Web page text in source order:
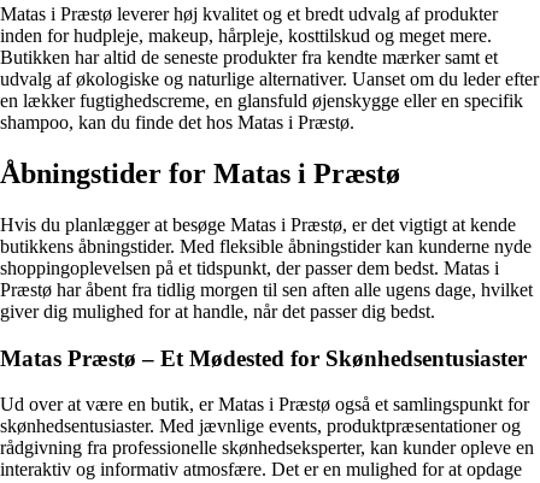
Matas i Præstø leverer høj kvalitet og et bredt udvalg af produkter
inden for hudpleje, makeup, hårpleje, kosttilskud og meget mere.
Butikken har altid de seneste produkter fra kendte mærker samt et
udvalg af økologiske og naturlige alternativer. Uanset om du leder efter
en lækker fugtighedscreme, en glansfuld øjenskygge eller en specifik
shampoo, kan du finde det hos Matas i Præstø.
Åbningstider for Matas i Præstø
Hvis du planlægger at besøge Matas i Præstø, er det vigtigt at kende
butikkens åbningstider. Med fleksible åbningstider kan kunderne nyde
shoppingoplevelsen på et tidspunkt, der passer dem bedst. Matas i
Præstø har åbent fra tidlig morgen til sen aften alle ugens dage, hvilket
giver dig mulighed for at handle, når det passer dig bedst.
Matas Præstø – Et Mødested for Skønhedsentusiaster
Ud over at være en butik, er Matas i Præstø også et samlingspunkt for
skønhedsentusiaster. Med jævnlige events, produktpræsentationer og
rådgivning fra professionelle skønhedseksperter, kan kunder opleve en
interaktiv og informativ atmosfære. Det er en mulighed for at opdage